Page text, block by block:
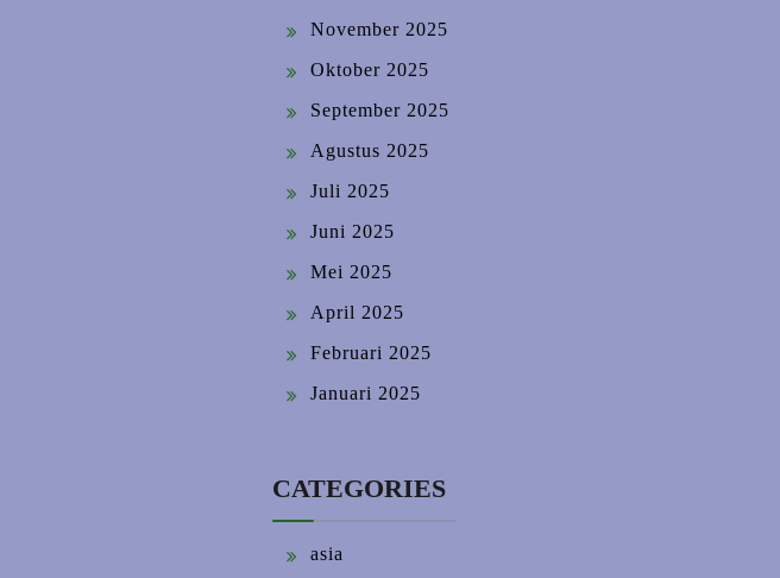
November 2025
Oktober 2025
September 2025
Agustus 2025
Juli 2025
Juni 2025
Mei 2025
April 2025
Februari 2025
Januari 2025
CATEGORIES
asia